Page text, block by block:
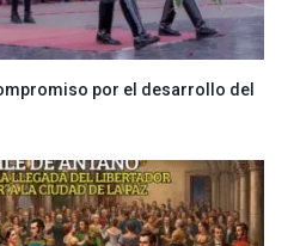
por el desarrollo del